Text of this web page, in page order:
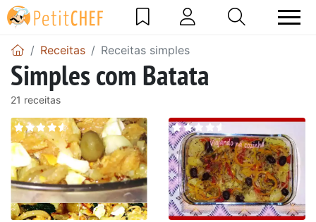
Receitas Receitas simples
Simples com Batata
21 receitas